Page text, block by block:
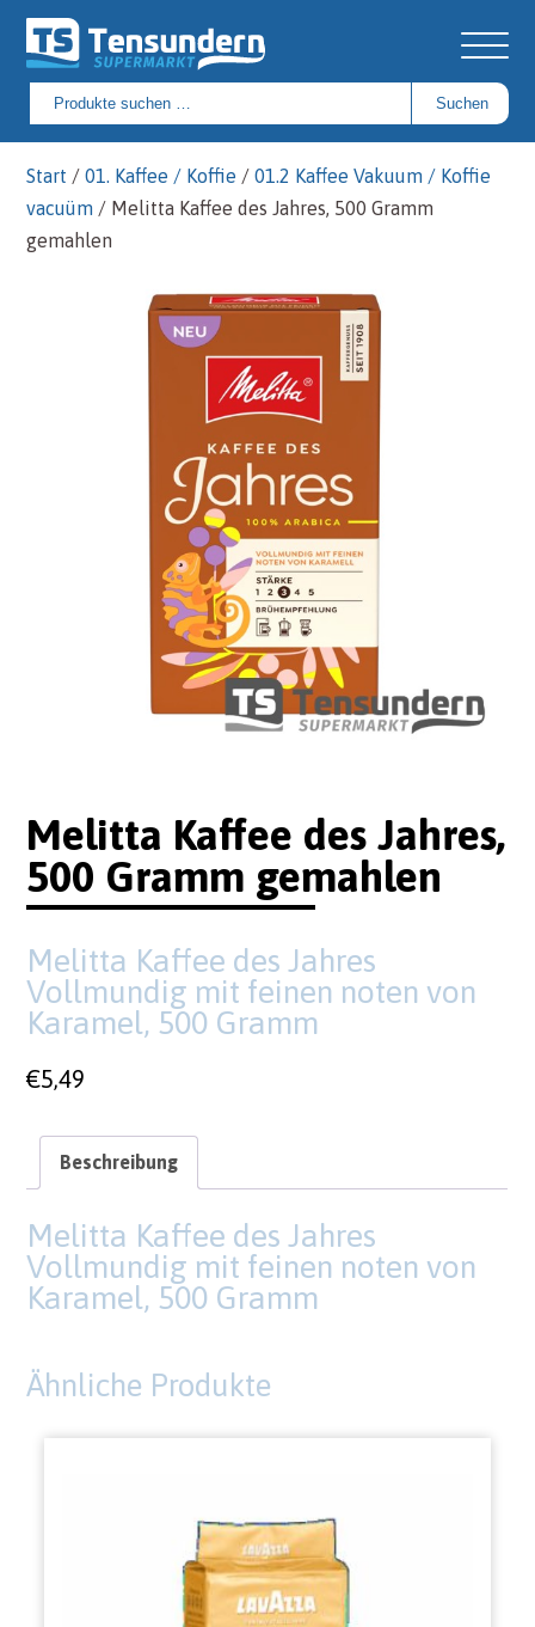
Suchen
nach:
Suchen
Start /01. Kaffee / Koffie /01.2 Kaffee Vakuum / Koffie
vacuüm / Melitta Kaffee des Jahres, 500 Gramm
gemahlen
Melitta Kaffee des Jahres,
500 Gramm gemahlen
Melitta Kaffee des Jahres
Vollmundig mit feinen noten von
Karamel, 500 Gramm
€5,49
Beschreibung
Melitta Kaffee des Jahres
Vollmundig mit feinen noten von
Karamel, 500 Gramm
Ähnliche Produkte